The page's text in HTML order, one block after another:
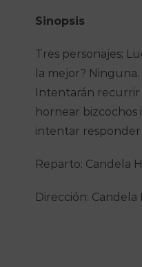
Sinopsis
Tres personajes;
la mejor?
Intentarán recurrir
hornear bizcochos
intentar responder
Reparto: Candela
Dirección: Candela